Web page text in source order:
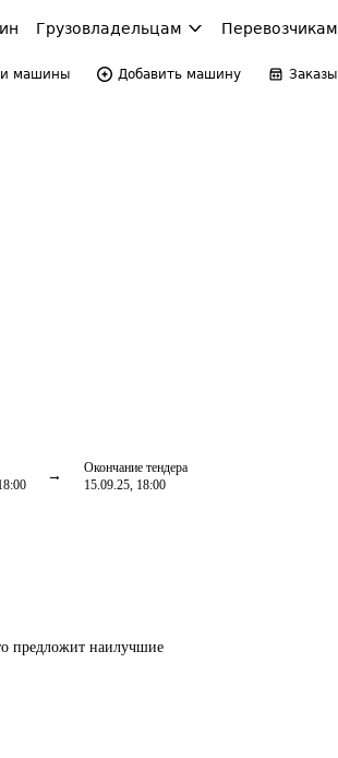
Грузовладельцам Перевозчикам
машины Добавить машину Заказы
Окончание тендера
15.09.25, 18:00
предложит наилучшие